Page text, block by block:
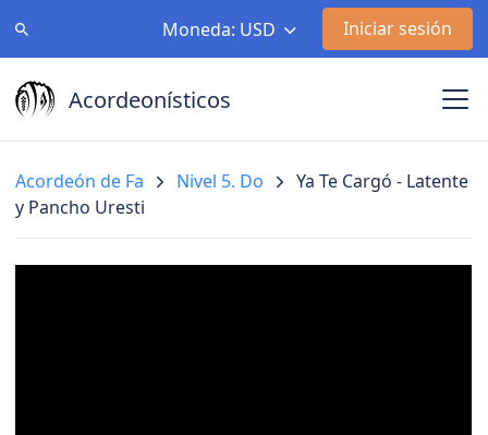
Moneda: USD Iniciar sesión
Acordeonísticos
Acordeón de Fa Nivel 5. Do
Ya Te Cargó - Latente
y Pancho Uresti